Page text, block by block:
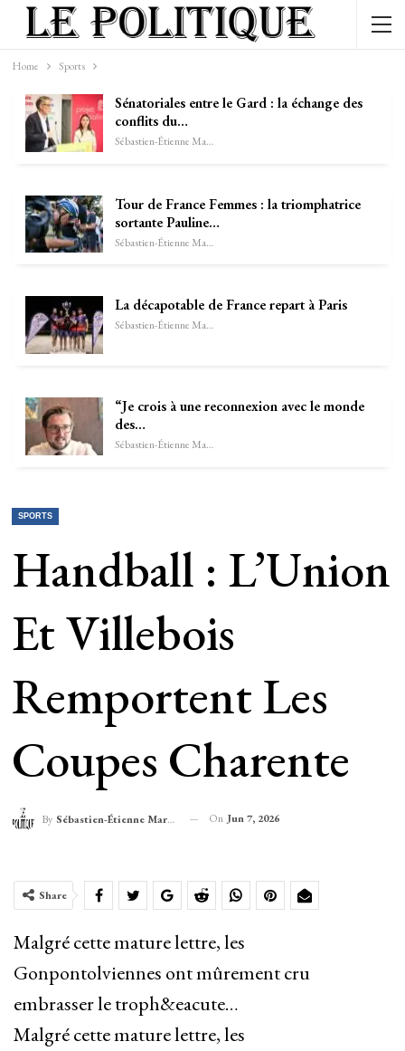
Home Sports
Sénatoriales entre le Gard : la échange des
conflits du…
Sébastien-Étienne Marechal
Tour de France Femmes : la triomphatrice
sortante Pauline…
Sébastien-Étienne Marechal
La décapotable de France repart à Paris
Sébastien-Étienne Marechal
“Je crois à une reconnexion avec le monde
des…
Sébastien-Étienne Marechal
SPORTS
Handball : L’Union
Et Villebois
Remportent Les
Coupes Charente
By Sébastien-Étienne Marechal On Jun 7, 2026
Share
Malgré cette mature lettre, les
Gonpontolviennes ont mûrement cru
embrasser le troph&eacute…
Malgré cette mature lettre, les